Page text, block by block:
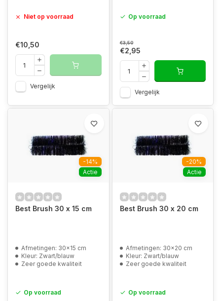
Niet op voorraad
€10,50
Vergelijk
Op voorraad
€3,50
€2,95
Vergelijk
-14%
Actie
Best Brush 30 x 15 cm
Afmetingen: 30x15 cm
Kleur: Zwart/blauw
Zeer goede kwaliteit
Op voorraad
-20%
Actie
Best Brush 30 x 20 cm
Afmetingen: 30x20 cm
Kleur: Zwart/blauw
Zeer goede kwaliteit
Op voorraad